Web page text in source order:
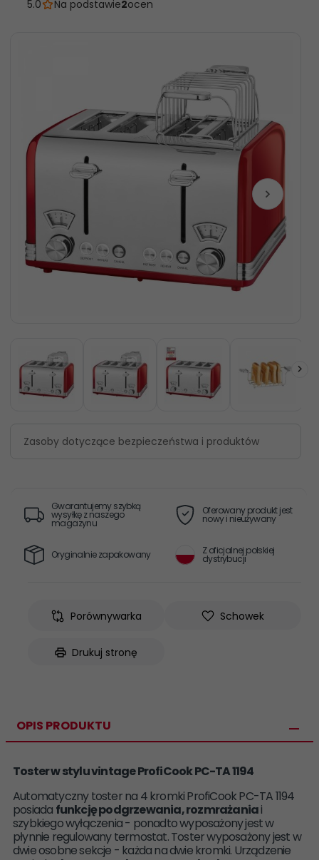
5.0
Na podstawie2ocen
Zasoby dotyczące bezpieczeństwa i produktów
Gwarantujemy szybką
wysyłkę z naszego
magazynu
Oferowany produkt jest
nowy i nieużywany
Oryginalnie zapakowany Z oficjalnej polskiej
dystrybucji
Porównywarka Schowek
Drukuj stronę
OPIS PRODUKTU
Toster w stylu vintage ProfiCook PC-TA 1194
Automatyczny toster na 4 kromki ProfiCook PC-TA 1194
posiada funkcję podgrzewania, rozmrażaniai
szybkiego wyłączenia - ponadto wyposażony jest w
płynnie regulowany termostat. Toster wyposażony jest w
dwie osobne sekcje - każda na dwie kromki. Urządzenie